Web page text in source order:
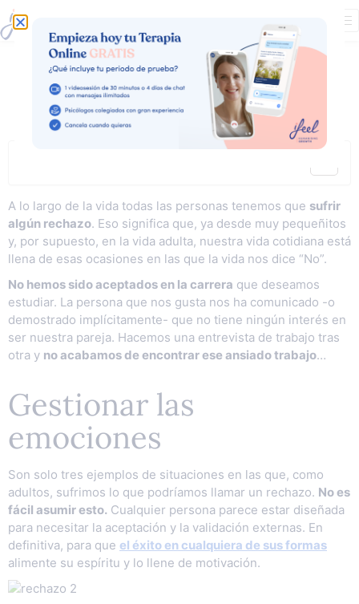
¿Cómo gestionar
el rechazo?
A lo largo de la vida todas las personas tenemos que sufrir
algún rechazo. Eso significa que, ya desde muy pequeñitos
y, por supuesto, en la vida adulta, nuestra vida cotidiana está
llena de esas ocasiones en las que la vida nos dice “No”.
No hemos sido aceptados en la carrera que deseamos
estudiar. La persona que nos gusta nos ha comunicado -o
demostrado implícitamente- que no tiene ningún interés en
ser nuestra pareja. Hacemos una entrevista de trabajo tras
otra y no acabamos de encontrar ese ansiado trabajo…
Gestionar las
emociones
Son solo tres ejemplos de situaciones en las que, como
adultos, sufrimos lo que podríamos llamar un rechazo. No es
fácil asumir esto. Cualquier persona parece estar diseñada
para necesitar la aceptación y la validación externas. En
definitiva, para que el éxito en cualquiera de sus formas
alimente su espíritu y lo llene de motivación.